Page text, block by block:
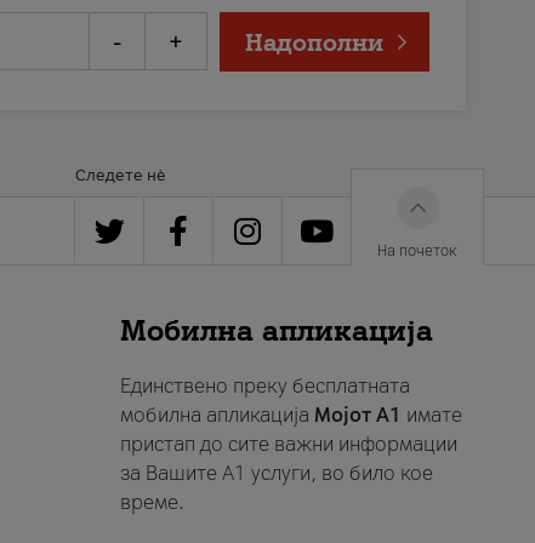
- + Надополни
Следете нè
На почеток
Мобилна апликација
Единствено преку бесплатната
мобилна апликација Мојот A1 имате
пристап до сите важни информации
за Вашите A1 услуги, во било кое
време.